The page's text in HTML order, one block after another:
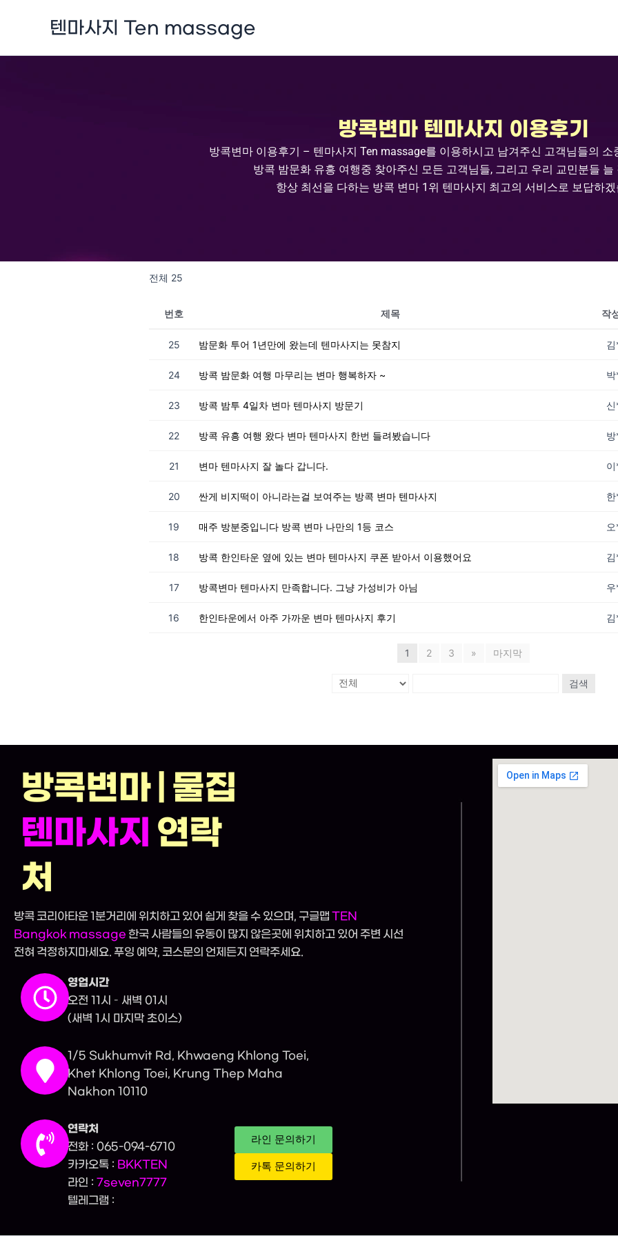
텐마사지 Ten massage
방콕변마 텐마사지 이용후기
방콕변마 이용후기 – 텐마사지 Ten massage를 이용하시고 남겨주신 고객님들의
방콕 밤문화 유흥 여행중 찾아주신 모든 고객님들, 그리고 우리 교민분들 늘
항상 최선을 다하는 방콕 변마1 위 텐마사지 최고의 서비스로 보답하
전체 25
번호 제목 작
25 밤문화 투어 1년만에 왔는데 텐마사지는 못참지
24 방콕 밤문화 여행 마무리는 변마 행복하자 ~ 
23 방콕 밤투 4일차 변마 텐마사지 방문기
22 방콕 유흥 여행 왔다 변마 텐마사지 한번 들려봤습니다
21 변마 텐마사지 잘 놀다 갑니다.
20 싼게 비지떡이 아니라는걸 보여주는 방콕 변마 텐마사지
19 매주 방분중입니다 방콕 변마 나만의 1등 코스
18 방콕 한인타운 옆에 있는 변마 텐마사지 쿠폰 받아서 이용했어요
17 방콕변마 텐마사지 만족합니다. 그냥 가성비가 아님
16 한인타운에서 아주 가까운 변마 텐마사지 후기
1 2 3 » 마지막
검색
방콕변마 | 물집
텐마사지 연락
처
방콕 코리아타운 1분거리에 위치하고 있어 쉽게 찾을 수 있으며, 구글맵 TEN
Bangkok massage 한국 사람들의 유동이 많지 않은곳에 위치하고 있어 주변 시선
전혀 걱정하지마세요. 푸잉 예약, 코스문의 언제든지 연락주세요.
영업시간
오전 11시 – 새벽 01시
(새벽 1시 마지막 초이스)
1/5 Sukhumvit Rd, Khwaeng Khlong Toei,
Khet Khlong Toei, Krung Thep Maha
Nakhon 10110
연락처
전화 : 065-094-6710
카카오톡 : BKKTEN
라인 :7seven7777
텔레그램 :
라인 문의하기
카톡 문의하기